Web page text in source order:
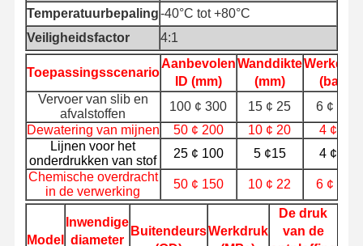
Blog
Vraag Een
Offerte
Samengestelde Slangpijp
Dredgeslang
Roterende Boorslang
Temperatuurbepaling-40°C tot +80°C
Veiligheidsfactor
4:1
Toepassingsscenario
Aanbevolen
ID (mm)
Wanddikte
(mm)
Werkdruk
(bar)
Vervoer van slib en
afvalstoffen
100 ¢ 300 15 ¢ 25
6 ¢ 10
Dewatering van mijnen
50 ¢ 200 10 ¢ 20
4 ¢ 8
Lijnen voor het
onderdrukken van stof
25 ¢ 100 5 ¢15
4 ¢ 6
Chemische overdracht
in de verwerking
50 ¢ 150 10 ¢ 22 6 ¢ 10
Model
Inwendige
diameter
BuitendeursWerkdruk
De druk
van de